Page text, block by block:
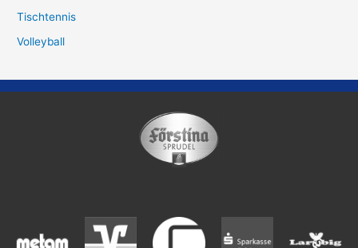
Tischtennis
Volleyball